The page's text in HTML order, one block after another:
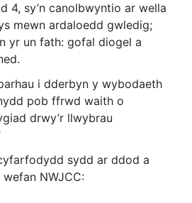
4, sy’n canolbwyntio ar wella
mewn ardaloedd gwledig;
yr un fath: gofal diogel a
i dderbyn y wybodaeth
pob ffrwd waith o
drwy’r llwybrau
sydd ar ddod a
NWJCC: